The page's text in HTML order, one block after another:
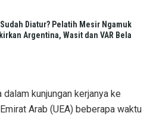
Diatur? Pelatih Mesir Ngamuk
Argentina, Wasit dan VAR Bela
kunjungan kerjanya ke
Arab (UEA) beberapa waktu